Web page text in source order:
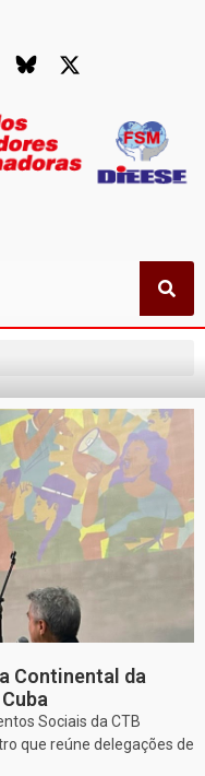
Continental da
Sociais da CTB
que reúne delegações de